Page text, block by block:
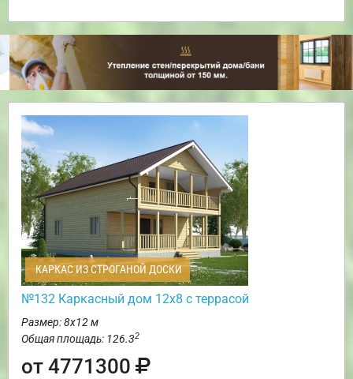
КАРКАС ИЗ СТРОГАНОЙ ДОСКИ
№132 Каркасный дом 12х8 с террасой
Размер: 8х12 м
Общая площадь: 126.32
от 4771300